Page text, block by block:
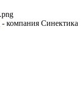
- компания Синектика